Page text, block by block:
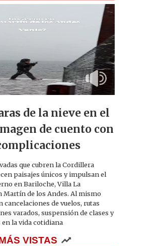
de la nieve en el
de cuento con
que cubren la Cordillera
paisajes únicos y impulsan el
en Bariloche, Villa La
Martín de los Andes. Al mismo
cancelaciones de vuelos, rutas
varados, suspensión de clases y
la vida cotidiana
VISTAS